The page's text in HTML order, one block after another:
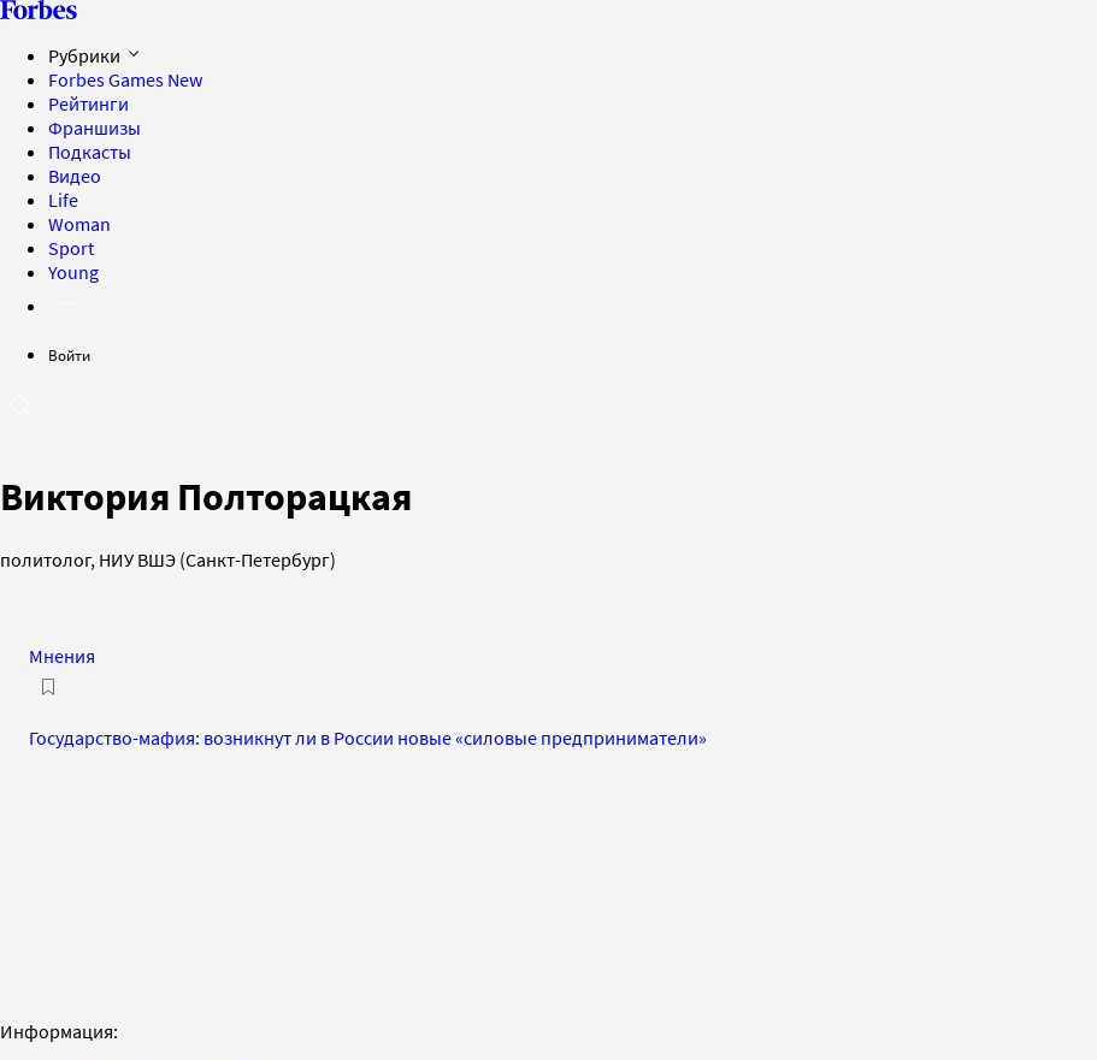
Рубрики
Forbes Games New
Рейтинги
Франшизы
Подкасты
Видео
Life
Woman
Sport
Young
Войти
Виктория Полторацкая
политолог, НИУ ВШЭ (Санкт-Петербург)
Мнения
Государство-мафия: возникнут ли в России новые «силовые предприниматели»
Информация: